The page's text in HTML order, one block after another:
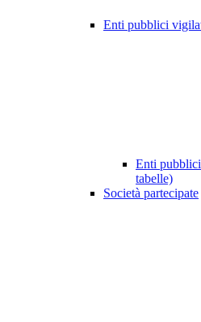
Enti pubblici
Enti
tabelle)
Società partecipate